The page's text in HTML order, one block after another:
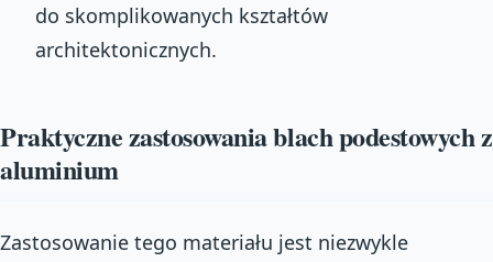
do skomplikowanych kształtów
architektonicznych.
Praktyczne zastosowania blach podestowych z
aluminium
Zastosowanie tego materiału jest niezwykle